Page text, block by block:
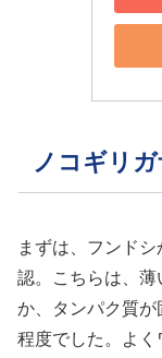
ノコギリ
まずは、フンド
認。こちらは、
か、タンパク質が
程度でした。よ